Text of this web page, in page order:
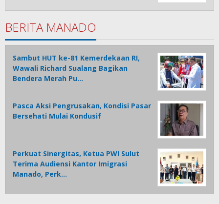
BERITA MANADO
Sambut HUT ke-81 Kemerdekaan RI,
Wawali Richard Sualang Bagikan
Bendera Merah Pu…
Pasca Aksi Pengrusakan, Kondisi Pasar
Bersehati Mulai Kondusif
Perkuat Sinergitas, Ketua PWI Sulut
Terima Audiensi Kantor Imigrasi
Manado, Perk…